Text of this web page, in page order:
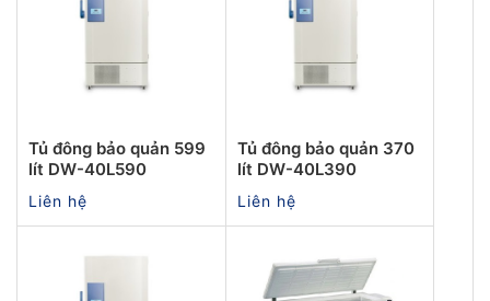
Tủ đông bảo quản 599
lít DW-40L590
Liên hệ
Tủ đông bảo quản 370
lít DW-40L390
Liên hệ